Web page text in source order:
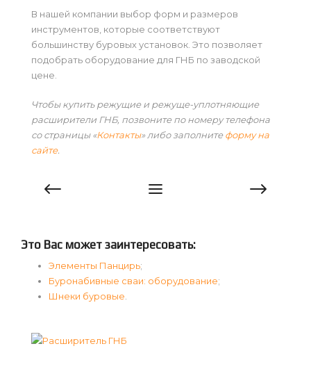
В нашей компании выбор форм и размеров
инструментов, которые соответствуют
большинству буровых установок. Это позволяет
подобрать оборудование для ГНБ по заводской
цене.
Чтобы купить режущие и режуще-уплотняющие
расширители ГНБ, позвоните по номеру телефона
со страницы «Контакты» либо заполнитеформу на
сайте.
Это Вас может заинтересовать:
Элементы Панцирь;
Буронабивные сваи: оборудование;
Шнеки буровые